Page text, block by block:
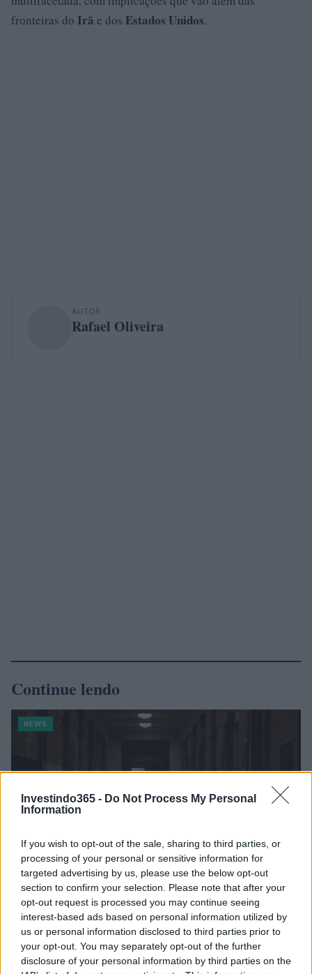
Investindo365 - Do Not Process My Personal
Information
If you wish to opt-out of the sale, sharing to third parties, or
processing of your personal or sensitive information for
targeted advertising by us, please use the below opt-out
section to confirm your selection. Please note that after your
opt-out request is processed you may continue seeing
interest-based ads based on personal information utilized by
us or personal information disclosed to third parties prior to
your opt-out. You may separately opt-out of the further
disclosure of your personal information by third parties on the
fronteiras do Irã e dos Estados Unidos.
AUTOR
Rafael Oliveira
Continue lendo
NEWS
Pesquisas eleitorais mostram Lula à frente de Flávio Bolsonaro
nas intenções de voto
Bruno Costa · 5 ago 2026